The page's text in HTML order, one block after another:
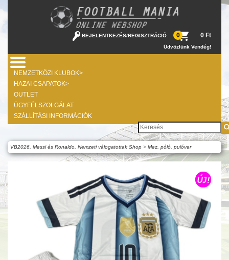
BEJELENTKEZÉS/REGISZTRÁCIÓ 0 0 Ft
Üdvözlünk Vendég!
NEMZETKÖZI KLUBOK>
HAZAI CSAPATOK>
OUTLET
ÜGYFÉLSZOLGÁLAT
SZÁLLÍTÁSI INFORMÁCIÓK
VB2026, Messi és Ronaldo, Nemzeti válogatottak Shop > Mez, póló, pulóver